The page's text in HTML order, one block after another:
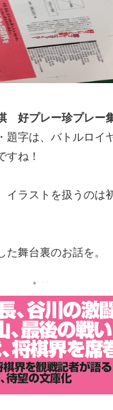
好プレー珍プレー集
題字は、バトルロイ
すね！
イラストを扱うのは
た舞台裏のお話を。